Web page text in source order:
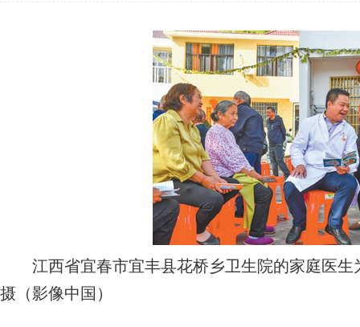
江西省宜春市宜丰县花桥乡卫生院的家庭医生
摄（影像中国）